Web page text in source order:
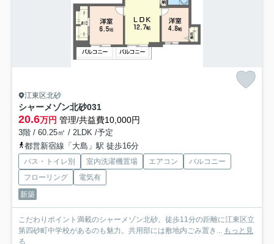
江東区北砂
シャーメゾン北砂031
20.6万円 管理/共益費10,000円
3階 / 60.25㎡ / 2LDK /予定
都営新宿線「大島」駅 徒歩16分
バス・トイレ別 室内洗濯機置場 エアコン
バルコニー
フローリング
電気有
新築
こだわりポイント満載のシャーメゾン北砂。徒歩11分の距離に江東区立
第四砂町中学校があるのも魅力。共用部には敷地内ごみ置き... もっと見
る